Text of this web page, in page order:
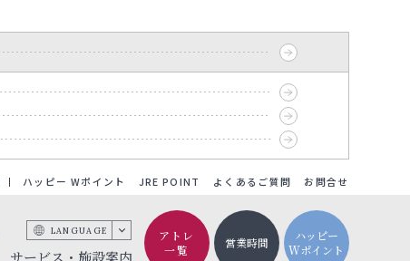
ハッピー Wポイント JRE POINT よくあるご質問 お問合せ
サービス・施設案内
LANGUAGE
アトレ
一覧
営業時間
ハッピー
Wポイント